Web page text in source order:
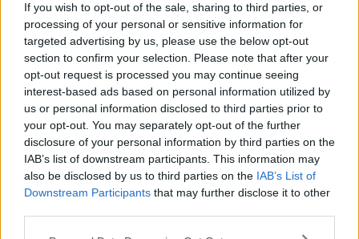
If you wish to opt-out of the sale, sharing to third parties, or
processing of your personal or sensitive information for
targeted advertising by us, please use the below opt-out
section to confirm your selection. Please note that after your
opt-out request is processed you may continue seeing
interest-based ads based on personal information utilized by
us or personal information disclosed to third parties prior to
your opt-out. You may separately opt-out of the further
disclosure of your personal information by third parties on the
IAB’s list of downstream participants. This information may
also be disclosed by us to third parties on the IAB’s List of
Downstream Participants that may further disclose it to other
​Date loro l’Oscar al posto del Nobel per la Pace
L'umanizzazione dell'economia e della politica
​Dopo il diluvio dei NO: un patto intergenerazionale
​Un grandioso NO ai falchi teocratici e ai loro vassalli
La religione è la cocaina dei potenti
Donald e Bibi confinati nell’isola di St James?
L’italiano vero e la paura che al referendum vinca il No
​Complottismo o capitalismo globale?
​Ma, contessa, non si vergogna a continuare a guardare San
Scemo?
​Io non mi fiderei di chi promuove o consuma i riti collettivi
Esportazioni Usa: da democrazia a guerra civile
​I vestiti nuovi degli imperatori baltici
​Pupazzi!
​Il Wild West di Trump